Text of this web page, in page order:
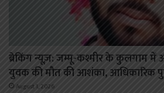
ब्रेकिंग न्यूज़: जम्मू-कश्मीर के कुलगाम
युवक की मौत की आशंका, आधिकारिक
August 1, 2026